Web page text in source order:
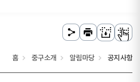
홈 중구소개 알림마당 공지사항